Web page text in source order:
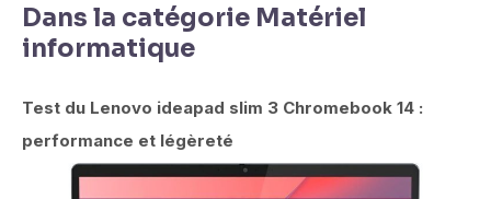
Dans la catégorie Matériel
informatique
Test du Lenovo ideapad slim 3 Chromebook 14 :
performance et légèreté